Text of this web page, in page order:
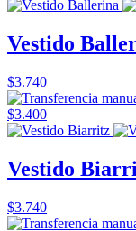
Vestido
$3.740
$3.400
Vestido
$3.740